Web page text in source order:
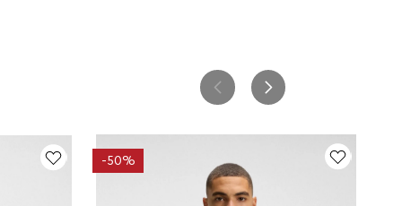
-50%